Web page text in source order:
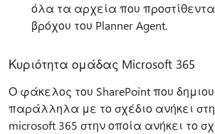
όλα τα αρχεία που
βρόχου του Planner Agent.
Κυριότητα ομάδας Microsoft 365
Ο φάκελος του SharePoint που
παράλληλα με το σχέδιο ανήκει
microsoft 365 στην οποία ανήκει το